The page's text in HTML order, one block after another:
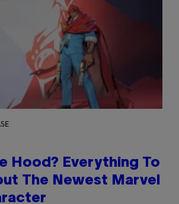
Hood? Everything To
The Newest Marvel